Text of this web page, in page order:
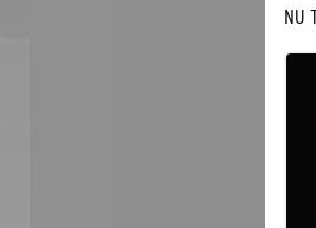
NU